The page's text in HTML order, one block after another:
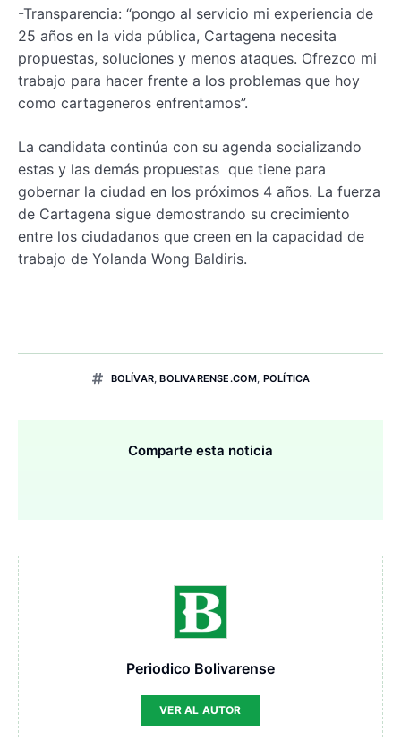
-Transparencia: “pongo al servicio mi experiencia de
25 años en la vida pública, Cartagena necesita
propuestas, soluciones y menos ataques. Ofrezco mi
trabajo para hacer frente a los problemas que hoy
como cartageneros enfrentamos”.
La candidata continúa con su agenda socializando
estas y las demás propuestas que tiene para
gobernar la ciudad en los próximos 4 años. La fuerza
de Cartagena sigue demostrando su crecimiento
entre los ciudadanos que creen en la capacidad de
trabajo de Yolanda Wong Baldiris.
BOLÍVAR,BOLIVARENSE.COM, POLÍTICA
Comparte esta noticia
Periodico Bolivarense
VER AL AUTOR